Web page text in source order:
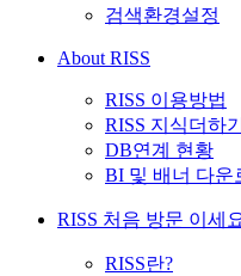
검색환경설정
About RISS
RISS 이용방법
RISS 지식더하기
DB연계 현황
BI 및 배너 다운
RISS 처음 방문 이세
RISS란?